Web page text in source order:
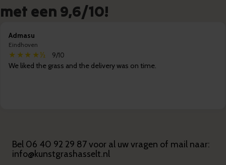
met een 9,6/10!
Admasu
Eindhoven
★★★★½ 9/10
We liked the grass and the delivery was on time.
Bel 06 40 92 29 87voor al uw vragen of mail naar:
info@kunstgrashasselt.nl